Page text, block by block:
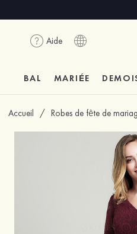
Aide
BAL MARIÉE
Accueil / Robes de fête de